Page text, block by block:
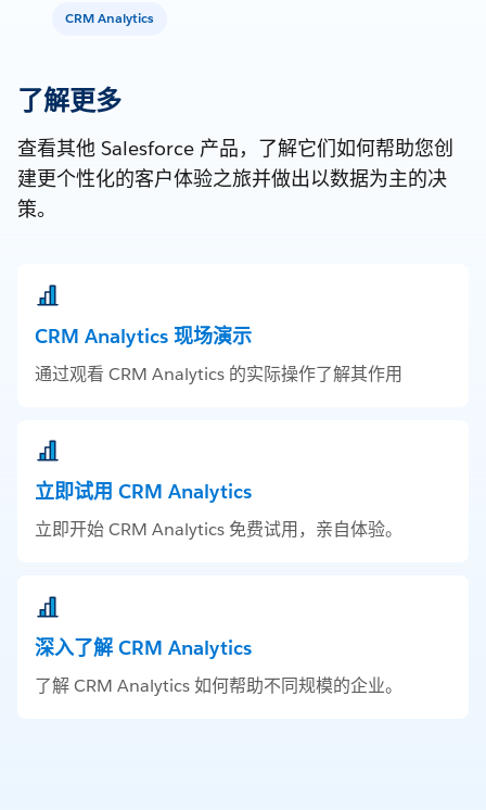
CRM Analytics
了解更多
查看其他 Salesforce 产品，了解它们如何帮助您创
建更个性化的客户体验之旅并做出以数据为主的决
策。
CRM Analytics 现场演示
通过观看 CRM Analytics 的实际操作了解其作用
立即试用 CRM Analytics
立即开始 CRM Analytics 免费试用，亲自体验。
深入了解 CRM Analytics
了解 CRM Analytics 如何帮助不同规模的企业。